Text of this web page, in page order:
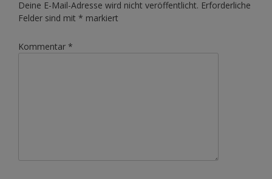
Deine E-Mail-Adresse wird nicht veröffentlicht. Erforderliche
Felder sind mit * markiert
Kommentar *